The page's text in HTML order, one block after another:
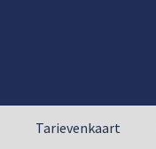
Tarievenkaart